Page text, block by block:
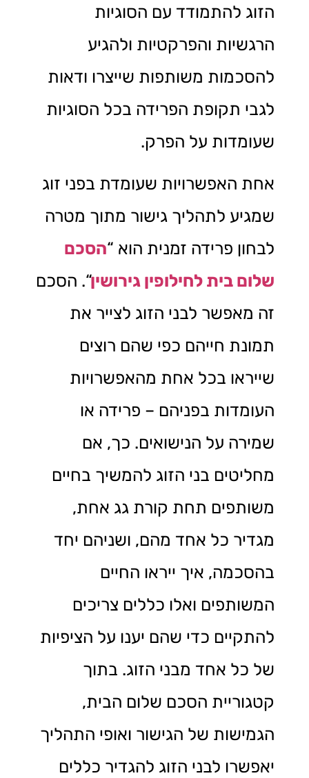
הזוג להתמודד עם הסוגיות
הרגשיות והפרקטיות ולהגיע
להסכמות משותפות שייצרו ודאות
לגבי תקופת הפרידה בכל הסוגיות
שעומדות על הפרק.
אחת האפשרויות שעומדת בפני זוג
שמגיע לתהליך גישור מתוך מטרה
לבחון פרידה זמנית הוא “הסכם
שלום בית לחילופין גירושין“. הסכם
זה מאפשר לבני הזוג לצייר את
תמונת חייהם כפי שהם רוצים
שייראו בכל אחת מהאפשרויות
העומדות בפניהם – פרידה או
שמירה על הנישואים. כך, אם
מחליטים בני הזוג להמשיך בחיים
משותפים תחת קורת גג אחת,
מגדיר כל אחד מהם, ושניהם יחד
בהסכמה, איך ייראו החיים
המשותפים ואלו כללים צריכים
להתקיים כדי שהם יענו על הציפיות
של כל אחד מבני הזוג. בתוך
קטגוריית הסכם שלום הבית,
הגמישות של הגישור ואופי התהליך
יאפשרו לבני הזוג להגדיר כללים